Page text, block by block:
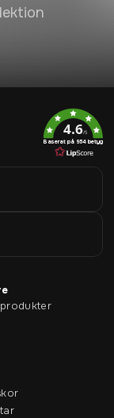
4.6/5
Baserat på 954 betyg